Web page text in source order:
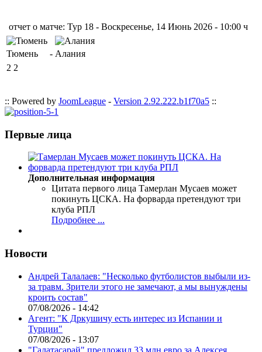
отчет о матче: Тур 18 - Воскресенье, 14 Июнь 2026 - 10:00 ч
Тюмень - Алания
2 2
:: Powered by JoomLeague - Version 2.92.222.b1f70a5 ::
Первые лица
Дополнительная информация
Цитата первого лица Тамерлан Мусаев может
покинуть ЦСКА. На форварда претендуют три
клуба РПЛ
Подробнее ...
Новости
Андрей Талалаев: "Несколько футболистов выбыли из-
за травм. Зрители этого не замечают, а мы вынуждены
кроить состав"
07/08/2026 - 14:42
Агент: "К Дркушичу есть интерес из Испании и
Турции"
07/08/2026 - 13:07
"Галатасарай" предложил 33 млн евро за Алексея